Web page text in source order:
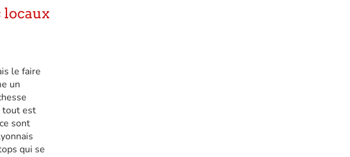
locaux
le faire
un
tout est
sont
qui se